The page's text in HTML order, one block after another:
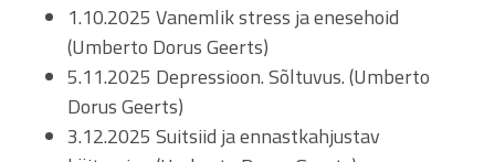
1.10.2025 Vanemlik stress ja enesehoid
(Umberto Dorus Geerts)
5.11.2025 Depressioon. Sõltuvus. (Umberto
Dorus Geerts)
3.12.2025 Suitsiid ja ennastkahjustav